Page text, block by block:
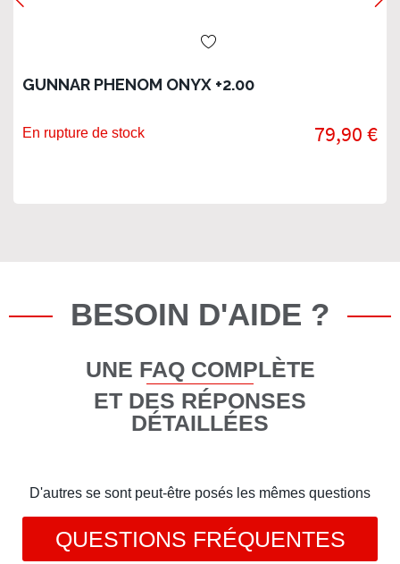
GUNNAR PHENOM ONYX +2.00
En rupture de stock 79,90 €
BESOIN D'AIDE ?
UNE FAQ COMPLÈTE
ET DES RÉPONSES
DÉTAILLÉES
D'autres se sont peut-être posés les mêmes questions
QUESTIONS FRÉQUENTES